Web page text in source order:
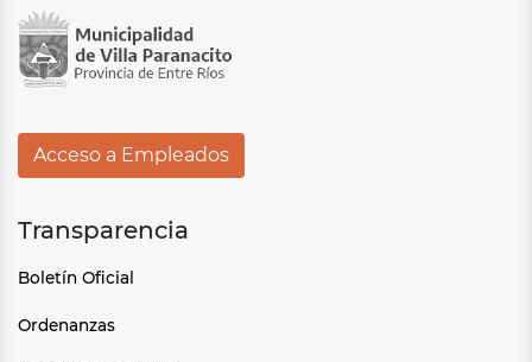
Acceso a Empleados
Transparencia
Boletín Oficial
Ordenanzas